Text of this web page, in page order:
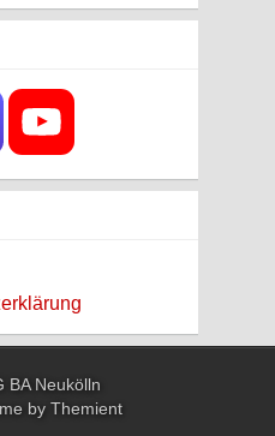
BA Neukölln
byThemient